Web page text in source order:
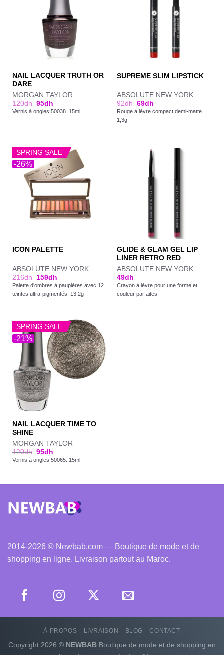
NAIL LACQUER TRUTH OR
DARE
MORGAN TAYLOR
120dh 95dh
Vernis à ongles 50038. 15ml
SUPREME SLIM LIPSTICK
ABSOLUTE NEW YORK
92dh 69dh
Rouge à lèvre compact demi-matte.
1,3g
-26%
SPRING SALE
ICON PALETTE
ABSOLUTE NEW YORK
216dh 159dh
Palette d'ombres à paupières avec 12
teintes ultra-pigmentés. 13,2g
GLIDE & GLAM GEL LIP
LINER RETRO RED
ABSOLUTE NEW YORK
49dh
Crayon à lèvre pour une forme et
couleur parfaites!
-21%
SPRING SALE
NAIL LACQUER TIME TO
SHINE
MORGAN TAYLOR
120dh 95dh
Vernis à ongles 50065. 15ml
2014-2026 © Newbab.com — Boutique de mode et de
shopping en ligne. Livraison partout au Maroc.
À PROPOS LIVRAISON BLOG CONTACT
Copyright 2026 © NEWBABBoutique de mode et de shopping en